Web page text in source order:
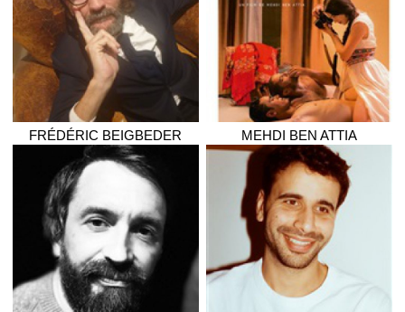
FRÉDÉRIC BEIGBEDER MEHDI BEN ATTIA